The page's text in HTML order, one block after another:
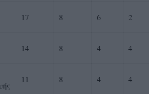
17 8 6 2
14 8 4 4
11 8 4 4